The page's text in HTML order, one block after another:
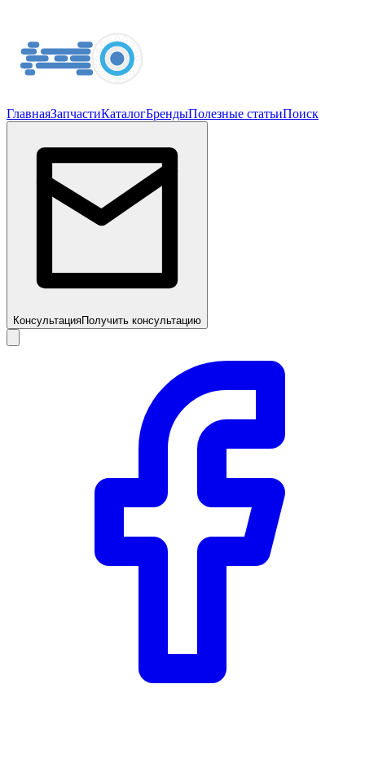
ГлавнаяЗапчастиКаталогБрендыПолезные статьиПоиск
КонсультацияПолучить консультацию